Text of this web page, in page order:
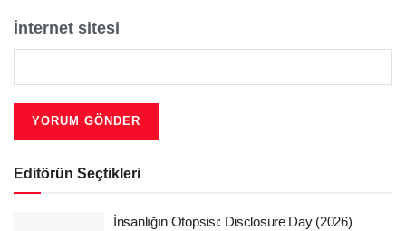
İnternet sitesi
Editörün Seçtikleri
İnsanlığın Otopsisi: Disclosure Day (2026)